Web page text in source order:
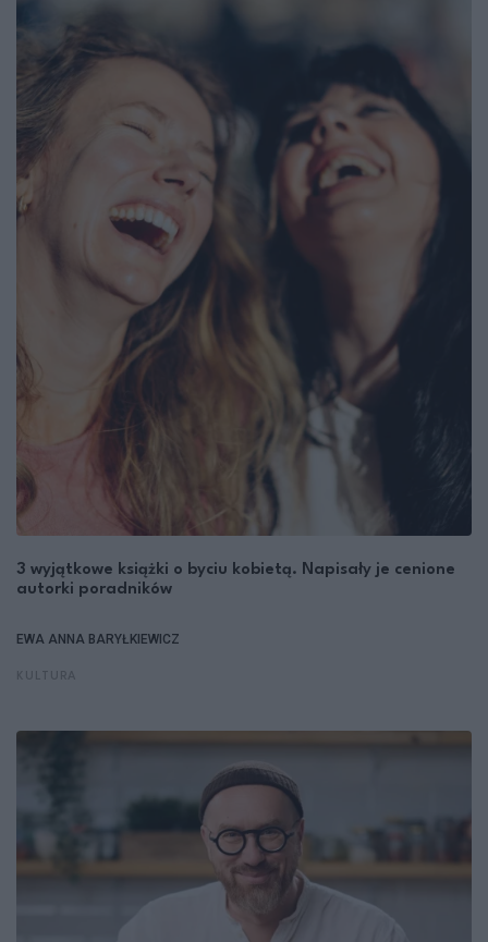
3 wyjątkowe książki o byciu kobietą. Napisały je cenione
autorki poradników
EWA ANNA BARYŁKIEWICZ